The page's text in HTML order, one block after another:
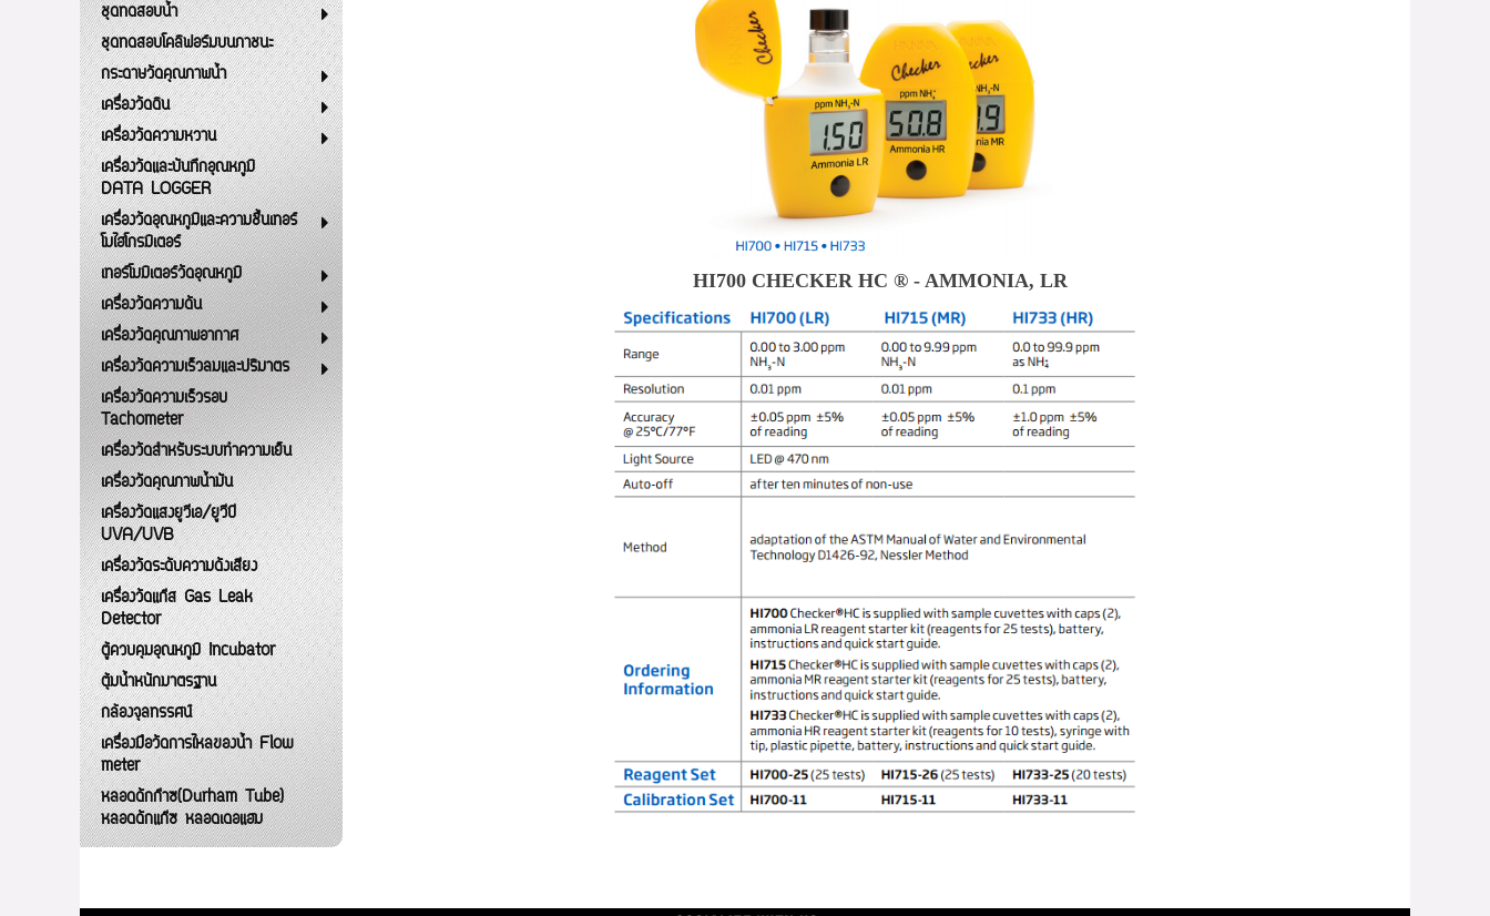
ชุดทดสอบน้ำ
ชุดทดสอบโคลิฟอร์มบนภาชนะ
กระดาษวัดคุณภาพน้ำ
เครื่องวัดดิน
เครื่องวัดความหวาน
เครื่องวัดและบันทึกอุณหภูมิ
DATA LOGGER
เครื่องวัดอุณหภูมิและความชื้นเทอร์
โมไฮโกรมิเตอร์
เทอร์โมมิเตอร์วัดอุณหภูมิ
เครื่องวัดความดัน
เครื่องวัดคุณภาพอากาศ
เครื่องวัดความเร็วลมและปริมาตร
เครื่องวัดความเร็วรอบ
Tachometer
เครื่องวัดสำหรับระบบทำความเย็น
เครื่องวัดคุณภาพน้ำมัน
เครื่องวัดแสงยูวีเอ/ยูวีบี
UVA/UVB
เครื่องวัดระดับความดังเสียง
เครื่องวัดแก๊ส Gas Leak
Detector
ตู้ควบคุมอุณหภูมิ Incubator
ตุ้มน้ำหนักมาตรฐาน
กล้องจุลทรรศน์
เครื่องมือวัดการไหลของน้ำ Flow
meter
หลอดดักก๊าซ(Durham Tube)
หลอดดักแก๊ซ หลอดเดอแฮม
HI700 CHECKER HC ® - AMMONIA, LR